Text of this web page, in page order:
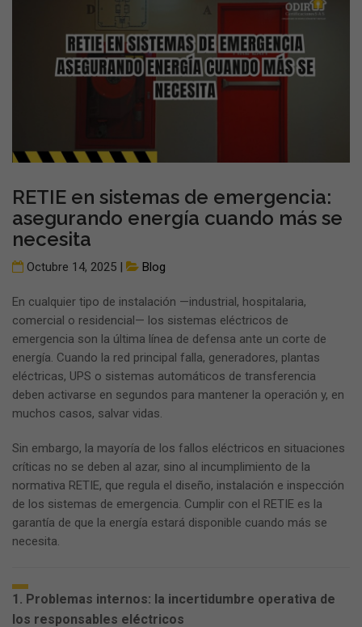
RETIE en sistemas de emergencia:
asegurando energía cuando más se
necesita
Octubre 14, 2025 | Blog
En cualquier tipo de instalación —industrial, hospitalaria,
comercial o residencial— los sistemas eléctricos de
emergencia son la última línea de defensa ante un corte de
energía. Cuando la red principal falla, generadores, plantas
eléctricas, UPS o sistemas automáticos de transferencia
deben activarse en segundos para mantener la operación y, en
muchos casos, salvar vidas.
Sin embargo, la mayoría de los fallos eléctricos en situaciones
críticas no se deben al azar, sino al incumplimiento de la
normativa RETIE, que regula el diseño, instalación e inspección
de los sistemas de emergencia. Cumplir con el RETIE es la
garantía de que la energía estará disponible cuando más se
necesita.
1. Problemas internos: la incertidumbre operativa de
los responsables eléctricos